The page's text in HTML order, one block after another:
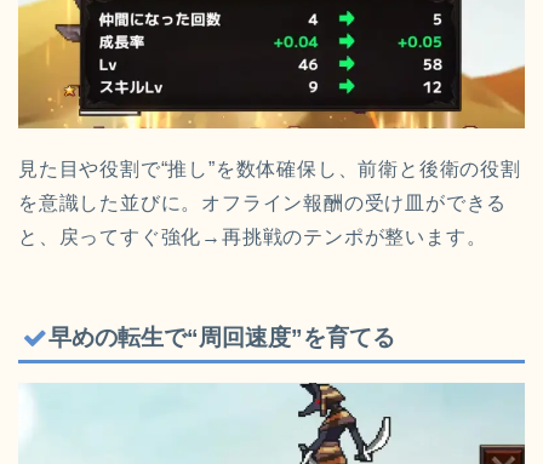
見た目や役割で“推し”を数体確保し、前衛と後衛の役割
を意識した並びに。オフライン報酬の受け皿ができる
と、戻ってすぐ強化→再挑戦のテンポが整います。
早めの転生で“周回速度”を育てる